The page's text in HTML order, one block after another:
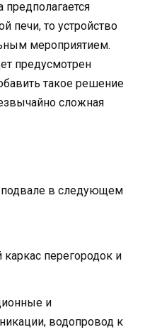
предполагается
печи, то устройство
мероприятием.
предусмотрен
такое решение
сложная
в следующем
перегородок и
и
водопровод к